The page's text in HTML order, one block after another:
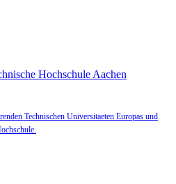
Hochschule Aachen
Technischen Universitaeten Europas und